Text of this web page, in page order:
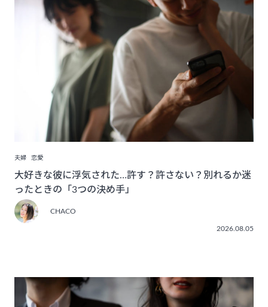
夫婦 恋愛
大好きな彼に浮気された…許す？許さない？別れるか迷
ったときの「3つの決め手」
CHACO
2026.08.05